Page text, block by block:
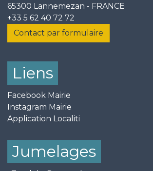
65300 Lannemezan - FRANCE
+33 5 62 40 72 72
Contact par formulaire
Liens
Facebook Mairie
Instagram Mairie
Application Localiti
Jumelages